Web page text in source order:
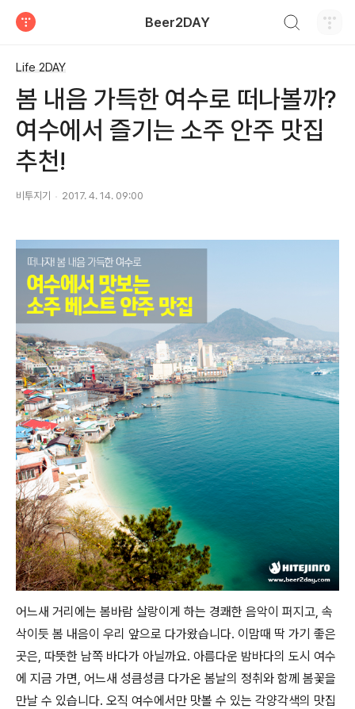
Beer2DAY
Life 2DAY
봄 내음 가득한 여수로 떠나볼까?
여수에서 즐기는 소주 안주 맛집
추천!
비투지기 2017. 4. 14. 09:00
어느새 거리에는 봄바람 살랑이게 하는 경쾌한 음악이 퍼지고, 속
삭이듯 봄 내음이 우리 앞으로 다가왔습니다. 이맘때 딱 가기 좋은
곳은, 따뜻한 남쪽 바다가 아닐까요. 아름다운 밤바다의 도시 여수
에 지금 가면, 어느새 성큼성큼 다가온 봄날의 정취와 함께 봄꽃을
만날 수 있습니다. 오직 여수에서만 맛볼 수 있는 각양각색의 맛집